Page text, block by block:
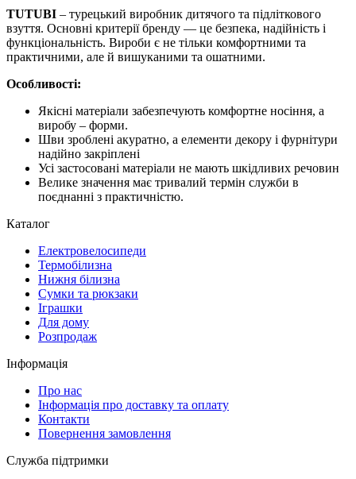
TUTUBI – турецький виробник дитячого та підліткового
взуття. Основні критерії бренду — це безпека, надійність і
функціональність. Вироби є не тільки комфортними та
практичними, але й вишуканими та ошатними.
Особливості:
Якісні матеріали забезпечують комфортне носіння, а
виробу – форми.
Шви зроблені акуратно, а елементи декору і фурнітури
надійно закріплені
Усі застосовані матеріали не мають шкідливих речовин
Велике значення має тривалий термін служби в
поєднанні з практичністю.
Каталог
Електровелосипеди
Термобілизна
Нижня білизна
Сумки та рюкзаки
Іграшки
Для дому
Розпродаж
Інформація
Про нас
Інформація про доставку та оплату
Контакти
Повернення замовлення
Служба підтримки